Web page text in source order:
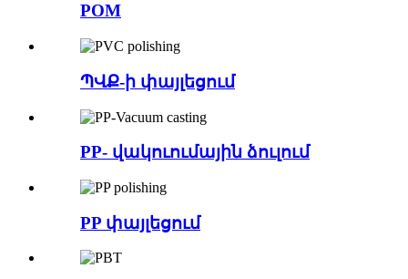
POM
ՊՎՔ-ի փայլեցում
PP- վակուումային ձուլում
PP փայլեցում